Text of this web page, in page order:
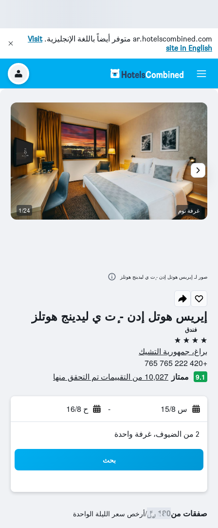
ar.hotelscombined.com متوفر أيضاً باللغة الإنجليزية.Visit
site in English
إيريس هوتل إدن - ٕت ي ليدينج هوتلز
فندق
4 نجوم
براغ، جمهورية التشيك
+420 222 765 765
9.1 ممتاز 10,027 من التقييمات تم التحقق منها
س 15/8 - ح 16/8
2 من الضيوف، غرفة واحدة
بحث
صفقات من180 ﷼ /أرخص سعر الليلة الواحدة
غرفة نوم 1/24
صور لـ إيريس هوتل إدن - ٕت ي ليدينج هوتلز